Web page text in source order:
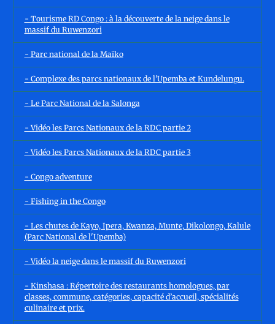
- Tourisme RD Congo : à la découverte de la neige dans le
massif du Ruwenzori
- Parc national de la Maïko
- Complexe des parcs nationaux de l’Upemba et Kundelungu.
- Le Parc National de la Salonga
- Vidéo les Parcs Nationaux de la RDC partie 2
- Vidéo les Parcs Nationaux de la RDC partie 3
- Congo adventure
- Fishing in the Congo
- Les chutes de Kayo, Ipera, Kwanza, Munte, Dikolongo, Kalule
(Parc National de l'Upemba)
- Vidéo la neige dans le massif du Ruwenzori
- Kinshasa : Répertoire des restaurants homologues, par
classes, commune, catégories, capacité d’accueil, spécialités
culinaire et prix.